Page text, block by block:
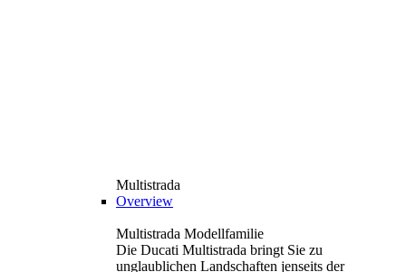
Multistrada
Overview
Multistrada Modellfamilie
Die Ducati Multistrada bringt Sie zu
unglaublichen Landschaften jenseits der